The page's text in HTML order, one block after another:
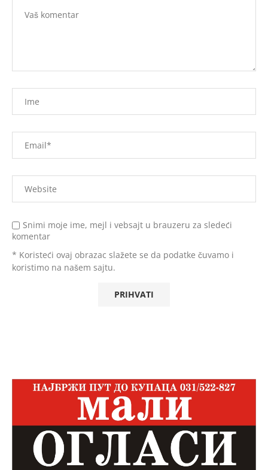
Snimi moje ime, mejl i vebsajt u brauzeru za sledeći
komentar
* Koristeći ovaj obrazac slažete se da podatke čuvamo i
koristimo na našem sajtu.